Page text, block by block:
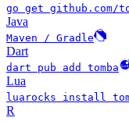
go get github.com/
Java
Maven / Gradle
Dart
dart pub add tomba
Lua
luarocks install
R